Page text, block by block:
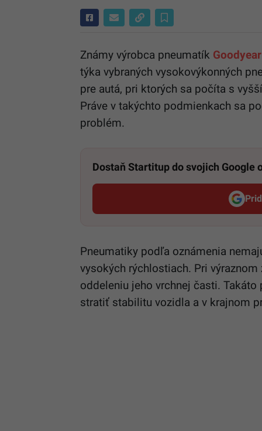
Známy výrobca pneumatík Goodyear
týka vybraných vysokovýkonných
pre autá, pri ktorých sa počíta s
Práve v takýchto podmienkach sa
problém.
Dostaň Startitup do svojich Google
Pneumatiky podľa oznámenia
vysokých rýchlostiach. Pri
oddeleniu jeho vrchnej časti.
stratiť stabilitu vozidla a v krajnom